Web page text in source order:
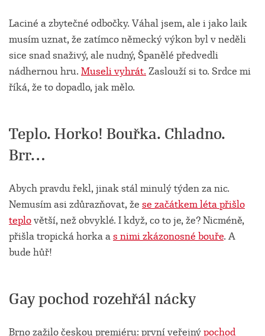
Laciné a zbytečné odbočky. Váhal jsem, ale i jako laik
musím uznat, že zatímco německý výkon byl v neděli
sice snad snaživý, ale nudný, Španělé předvedli
nádhernou hru. Museli vyhrát. Zaslouží si to. Srdce mi
říká, že to dopadlo, jak mělo.
Teplo. Horko! Bouřka. Chladno.
Brr…
Abych pravdu řekl, jinak stál minulý týden za nic.
Nemusím asi zdůrazňovat, že se začátkem léta přišlo
teplovětší, než obvyklé. I když, co to je, že? Nicméně,
přišla tropická horka as nimi zkázonosné bouře. A
bude hůř!
Gay pochod rozehřál nácky
Brno zažilo českou premiéru: první veřejnýpochod